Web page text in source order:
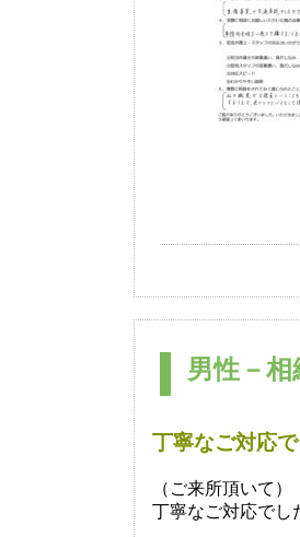
男性－
丁寧なご対応で
（ご来所頂いて）
丁寧なご対応でし